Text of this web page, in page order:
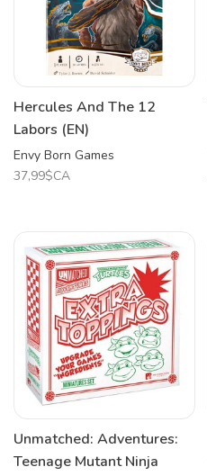
Hercules And The 12
Labors (EN)
Envy Born Games
37,99$CA
Unmatched: Adventures:
Teenage Mutant Ninja